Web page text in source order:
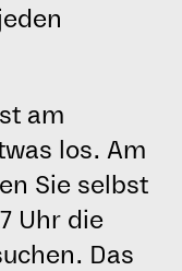
am
los. Am
Sie selbst
Uhr die
Das